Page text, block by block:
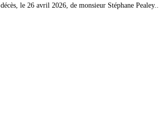
décès, le 26 avril 2026, de monsieur Stéphane Pealey....